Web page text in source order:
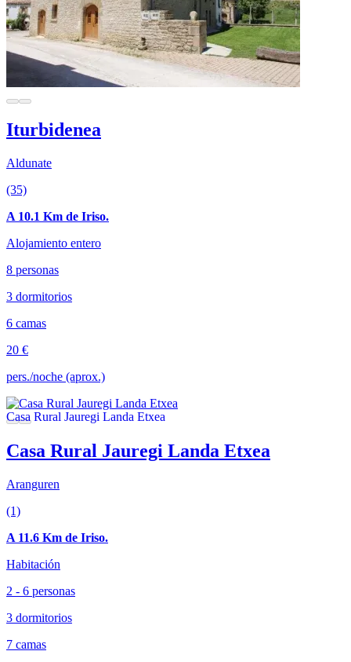
Iturbidenea
Aldunate
(35)
A 10.1 Km de Iriso.
Alojamiento entero
8 personas
3 dormitorios
6 camas
20 €
pers./noche (aprox.)
Casa Rural Jauregi Landa Etxea
Aranguren
(1)
A 11.6 Km de Iriso.
Habitación
2 - 6 personas
3 dormitorios
7 camas